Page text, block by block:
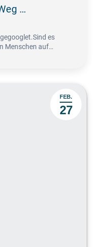
…
es
Menschen auf…
FEB.
27